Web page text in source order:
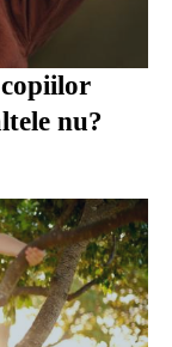
copiilor
nu?